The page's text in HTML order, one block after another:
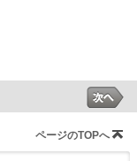
ページのTOPへ